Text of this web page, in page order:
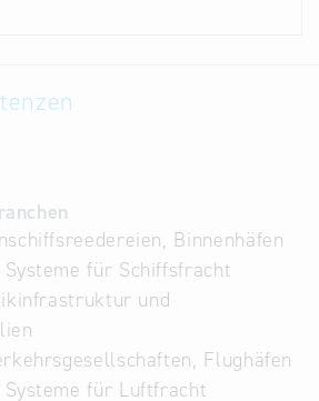
Binnenhäfen
für Schiffsfracht
und
Flughäfen
für Luftfracht